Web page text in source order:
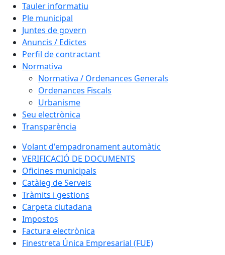
Tauler informatiu
Ple municipal
Juntes de govern
Anuncis / Edictes
Perfil de contractant
Normativa
Normativa / Ordenances Generals
Ordenances Fiscals
Urbanisme
Seu electrònica
Transparència
Volant d'empadronament automàtic
VERIFICACIÓ DE DOCUMENTS
Oficines municipals
Catàleg de Serveis
Tràmits i gestions
Carpeta ciutadana
Impostos
Factura electrònica
Finestreta Única Empresarial (FUE)